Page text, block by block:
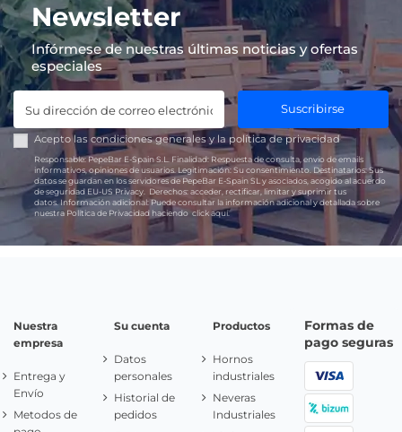
Newsletter
Infórmese de nuestras últimas noticias y ofertas
especiales
Suscribirse
Acepto las condiciones generales y lapolítica de privacidad
Responsable:PepeBar E-Spain S.L. Finalidad: Respuesta de consulta, envío de emails
informativos, opiniones de usuarios. Legitimación: Su consentimiento. Destinatarios:Sus
datos se guardan en los servidores de PepeBar E-Spain SL y asociados, acogido al acuerdo
de seguridad EU-US Privacy.
Derechos: acceder, rectificar, limitar y suprimir tus
datos.Información adicional:Puede consultar la información adicional y detallada sobre
nuestra Política de Privacidad haciendoclick aquí.
Nuestra
empresa
Entrega y
Envío
Metodos de
Su cuenta
Datos
personales
Historial de
pedidos
Productos
Hornos
industriales
Neveras
Industriales
Formas de
pago seguras